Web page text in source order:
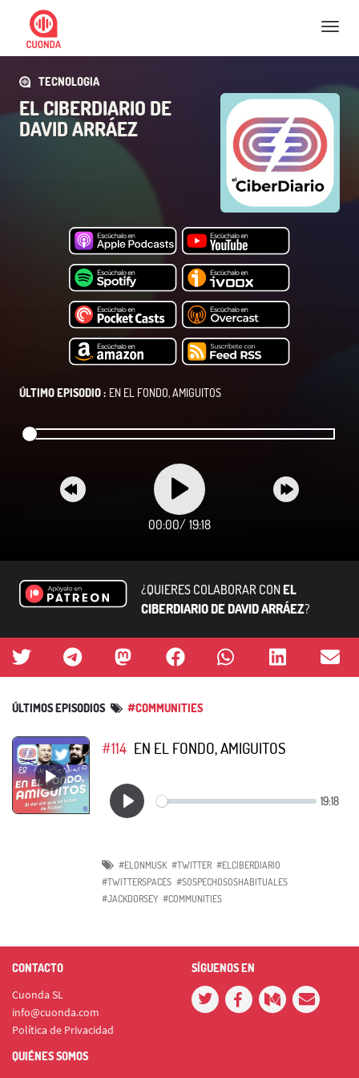
Nav
TECNOLOGIA
EL CIBERDIARIO DE
DAVID ARRÁEZ
ÚLTIMO EPISODIO : EN EL FONDO, AMIGUITOS
00:00/ 19:18
¿QUIERES COLABORAR CONEL
CIBERDIARIO DE DAVID ARRÁEZ?
ÚLTIMOS EPISODIOS #COMMUNITIES
#114 EN EL FONDO, AMIGUITOS
#ELONMUSK #TWITTER #ELCIBERDIARIO
#TWITTERSPACES #SOSPECHOSOSHABITUALES
#JACKDORSEY #COMMUNITIES
CONTACTO
Cuonda SL
info@cuonda.com
Política de Privacidad
SÍGUENOS EN
QUIÉNES SOMOS